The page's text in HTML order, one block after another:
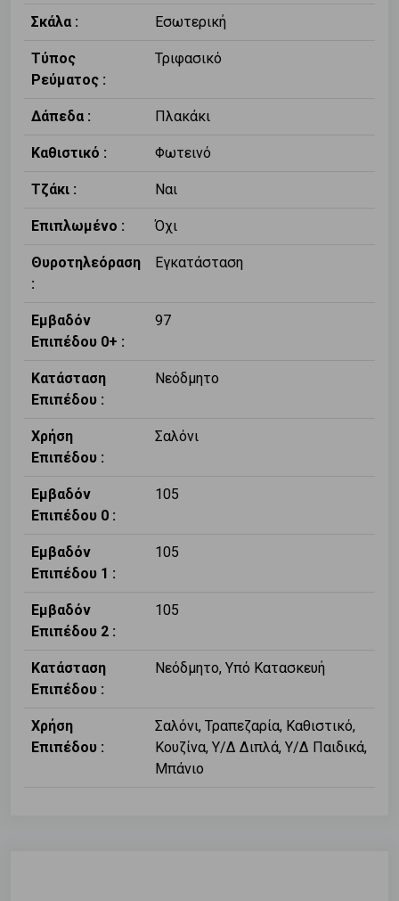
Σκάλα : Εσωτερική
Τύπος
Ρεύματος :
Τριφασικό
Δάπεδα : Πλακάκι
Καθιστικό : Φωτεινό
Τζάκι : Ναι
Επιπλωμένο : Όχι
Θυροτηλεόραση
:
Εγκατάσταση
Εμβαδόν
Επιπέδου 0+ :
97
Κατάσταση
Επιπέδου :
Νεόδμητο
Χρήση
Επιπέδου :
Σαλόνι
Εμβαδόν
Επιπέδου 0 :
105
Εμβαδόν
Επιπέδου 1 :
105
Εμβαδόν
Επιπέδου 2 :
105
Κατάσταση
Επιπέδου :
Νεόδμητο, Υπό Κατασκευή
Χρήση
Επιπέδου :
Σαλόνι, Τραπεζαρία, Καθιστικό,
Κουζίνα, Υ/Δ Διπλά, Υ/Δ Παιδικά,
Μπάνιο